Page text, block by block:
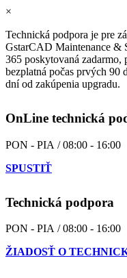
×
Technická podpora je pre
GstarCAD Maintenance &
365 poskytovaná zadarmo,
bezplatná počas prvých 90
dní od zakúpenia upgradu.
OnLine technická
PON - PIA / 08:00 - 16:00
SPUSTIŤ
Technická podpora
PON - PIA / 08:00 - 16:00
ŽIADOSŤ O